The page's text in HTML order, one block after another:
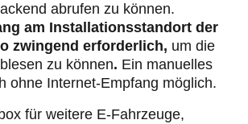
abrufen zu können.
am Installationsstandort der
zwingend erforderlich, um die
zu können. Ein manuelles
ohne Internet-Empfang möglich.
für weitere E-Fahrzeuge,